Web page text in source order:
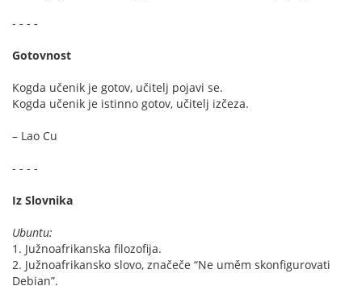
- - - -
Gotovnost
Kogda učenik je gotov, učitelj pojavi se.
Kogda učenik je istinno gotov, učitelj izčeza.
– Lao Cu
- - - -
Iz Slovnika
Ubuntu:
1. Južnoafrikanska filozofija.
2. Južnoafrikansko slovo, značeče “Ne uměm skonfigurovati
Debian”.